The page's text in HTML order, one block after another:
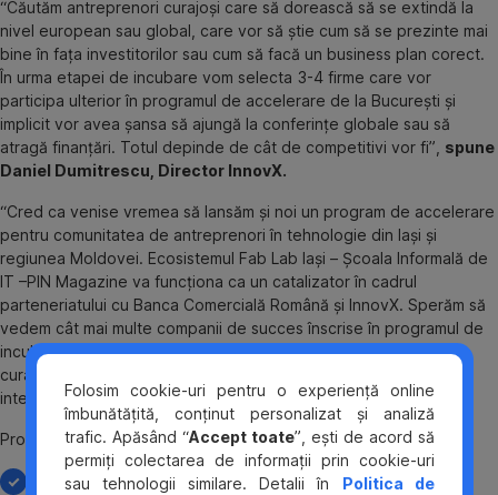
“Căutăm antreprenori curajoși care să dorească să se extindă la
nivel european sau global, care vor să știe cum să se prezinte mai
bine în fața investitorilor sau cum să facă un business plan corect.
În urma etapei de incubare vom selecta 3-4 firme care vor
participa ulterior în programul de accelerare de la București și
implicit vor avea șansa să ajungă la conferințe globale sau să
atragă finanțări. Totul depinde de cât de competitivi vor fi”, spune
Daniel Dumitrescu, Director InnovX.
“Cred ca venise vremea să lansăm și noi un program de accelerare
pentru comunitatea de antreprenori în tehnologie din Iași și
regiunea Moldovei. Ecosistemul Fab Lab Iași – Școala Informală de
IT –PIN Magazine va funcționa ca un catalizator în cadrul
parteneriatului cu Banca Comercială Română și InnovX. Sperăm să
vedem cât mai multe companii de succes înscrise în programul de
incubare și accelerare BCR-InnovX 2020 care ulterior să aibă
curajul, ambiția și competențele necesare unei extinderi
internaționale”,spune Dan Zaharia, Fondator Fab Lab Iași.
Programul de incubare BCR- InnovX va include:
Workshop de leadership
Folosim cookie-uri pentru o experiență online
îmbunătățită, conținut personalizat și analiză
trafic. Apăsând “Accept toate”, ești de acord să
permiți colectarea de informații prin cookie-uri
sau tehnologii similare. Detalii în Politica de